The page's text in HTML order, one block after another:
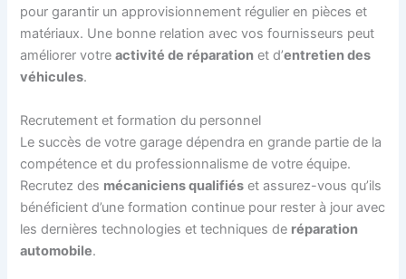
pour garantir un approvisionnement régulier en pièces et
matériaux. Une bonne relation avec vos fournisseurs peut
améliorer votreactivité de réparation et d’entretien des
véhicules.
Recrutement et formation du personnel
Le succès de votre garage dépendra en grande partie de la
compétence et du professionnalisme de votre équipe.
Recrutez des mécaniciens qualifiés et assurez-vous qu’ils
bénéficient d’une formation continue pour rester à jour avec
les dernières technologies et techniques de réparation
automobile.